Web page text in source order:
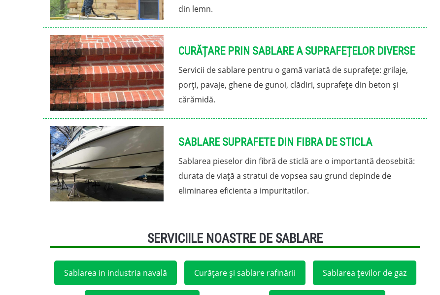
din lemn.
CURĂȚARE PRIN SABLARE A SUPRAFEȚELOR DIVERSE
Servicii de sablare pentru o gamă variată de suprafețe: grilaje,
porți, pavaje, ghene de gunoi, clădiri, suprafețe din beton și
cărămidă.
SABLARE SUPRAFETE DIN FIBRA DE STICLA
Sablarea pieselor din fibră de sticlă are o importantă deosebită:
durata de viață a stratui de vopsea sau grund depinde de
eliminarea eficienta a impuritatilor.
SERVICIILE NOASTRE DE SABLARE
Sablarea in industria navală Curățare și sablare rafinării Sablarea țevilor de gaz